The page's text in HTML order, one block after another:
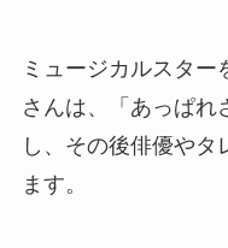
ミュージカルスタ
さんは、「あっぱれ
し、その後俳優やタ
ます。